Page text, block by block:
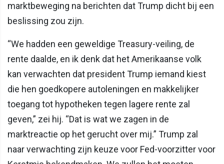
marktbeweging na berichten dat Trump dicht bij een
beslissing zou zijn.
“We hadden een geweldige Treasury-veiling, de
rente daalde, en ik denk dat het Amerikaanse volk
kan verwachten dat president Trump iemand kiest
die hen goedkopere autoleningen en makkelijker
toegang tot hypotheken tegen lagere rente zal
geven,” zei hij. “Dat is wat we zagen in de
marktreactie op het gerucht over mij.” Trump zal
naar verwachting zijn keuze voor Fed-voorzitter voor